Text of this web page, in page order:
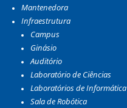
Mantenedora
Infraestrutura
Campus
Ginásio
Auditório
Laboratório de Ciências
Laboratórios de Informática
Sala de Robótica